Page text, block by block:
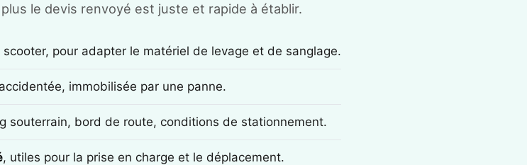
le devis renvoyé est juste et rapide à établir.
pour adapter le matériel de levage et de sanglage.
immobilisée par une panne.
souterrain, bord de route, conditions de stationnement.
, utiles pour la prise en charge et le déplacement.